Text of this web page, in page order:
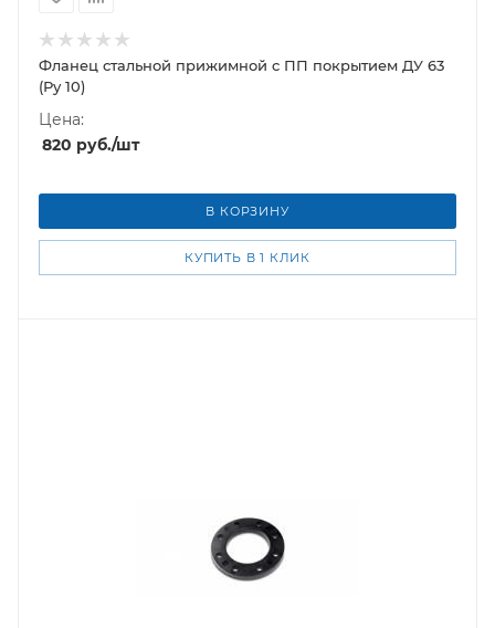
Фланец стальной прижимной c ПП покрытием ДУ 63
(Ру 10)
Цена:
820 руб./шт
В КОРЗИНУ
КУПИТЬ В 1 КЛИК